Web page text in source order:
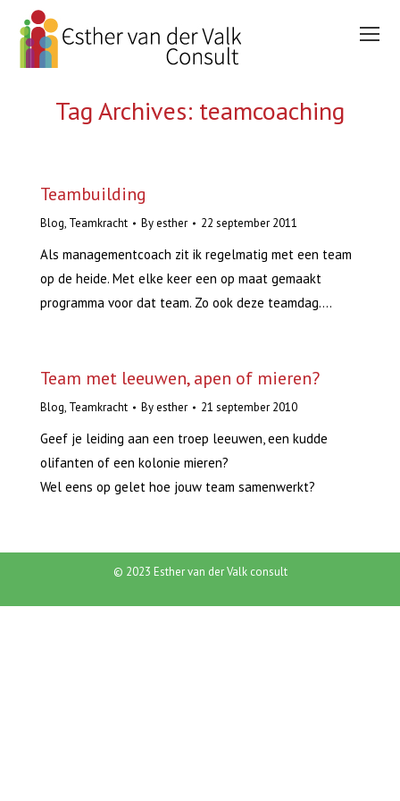
Tag Archives: teamcoaching
Teambuilding
Blog, Teamkracht Byesther 22 september 2011
Als managementcoach zit ik regelmatig met een team
op de heide. Met elke keer een op maat gemaakt
programma voor dat team. Zo ook deze teamdag….
Team met leeuwen, apen of mieren?
Blog, Teamkracht Byesther 21 september 2010
Geef je leiding aan een troep leeuwen, een kudde
olifanten of een kolonie mieren?
Wel eens op gelet hoe jouw team samenwerkt?
© 2023 Esther van der Valk consult